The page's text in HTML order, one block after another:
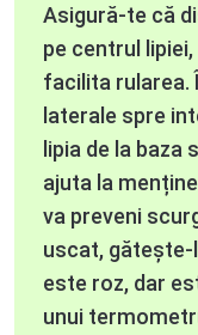
Asigură-te că
pe centrul
facilita rularea.
laterale spre
lipia de la baza
ajuta la
va preveni
uscat, gătește-
este roz, dar
unui